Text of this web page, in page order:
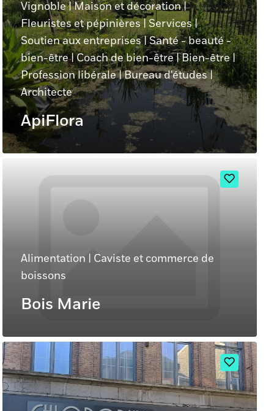
Vignoble|Maison et décoration|
Fleuristes et pépinières|Services|
Soutien aux entreprises|Santé - beauté -
bien-être|Coach de bien-être|Bien-être|
Profession libérale|Bureau d'études|
Architecte
ApiFlora
Alimentation | Caviste et commerce de
boissons
Bois Marie